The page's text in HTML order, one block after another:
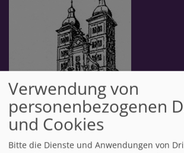
Verwendung von
personenbezogenen
und Cookies
Bitte die Dienste und Anwendungen von